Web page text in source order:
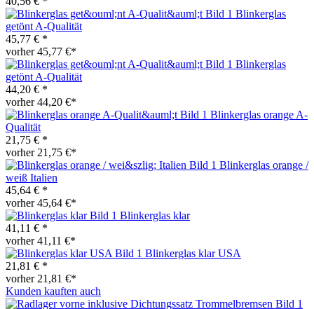
Blinkerglas
getönt A-Qualität
45,77 € *
vorher 45,77 €*
Blinkerglas
getönt A-Qualität
44,20 € *
vorher 44,20 €*
Blinkerglas orange A-
Qualität
21,75 € *
vorher 21,75 €*
Blinkerglas orange /
weiß Italien
45,64 € *
vorher 45,64 €*
Blinkerglas klar
41,11 € *
vorher 41,11 €*
Blinkerglas klar USA
21,81 € *
vorher 21,81 €*
Kunden kauften auch